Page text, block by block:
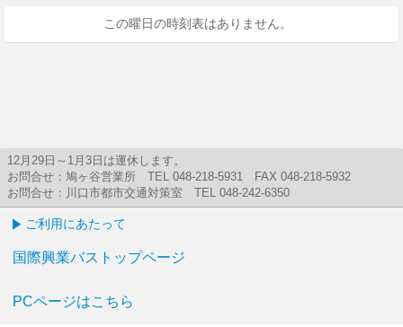
この曜日の時刻表はありません。
12月29日～1月3日は運休します。
お問合せ：鳩ヶ谷営業所 TEL 048-218-5931 FAX 048-218-5932
お問合せ：川口市都市交通対策室 TEL 048-242-6350
ご利用にあたって
国際興業バストップページ
PCページはこちら